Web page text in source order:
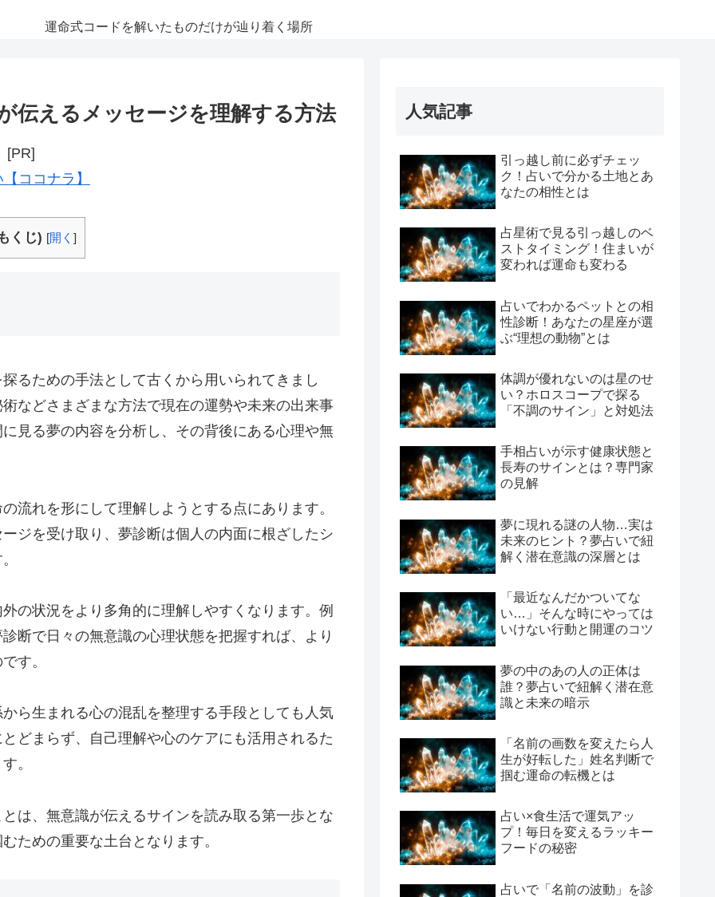
運命式コードを解いたものだけが辿り着く場所
伝えるメッセージを理解する方法
[PR]
ココナラ】
くじ) [開く ]
るための手法として古くから用いられてきまし
などさまざまな方法で現在の運勢や未来の出来事
見る夢の内容を分析し、その背後にある心理や無
流れを形にして理解しようとする点にあります。
ジを受け取り、夢診断は個人の内面に根ざしたシ
の状況をより多角的に理解しやすくなります。例
断で日々の無意識の心理状態を把握すれば、より
す。
ら生まれる心の混乱を整理する手段としても人気
どまらず、自己理解や心のケアにも活用されるた
。
は、無意識が伝えるサインを読み取る第一歩とな
ための重要な土台となります。
人気記事
引っ越し前に必ずチェッ
ク！占いで分かる土地とあ
なたの相性とは
占星術で見る引っ越しのベ
ストタイミング！住まいが
変われば運命も変わる
占いでわかるペットとの相
性診断！あなたの星座が選
ぶ“理想の動物”とは
体調が優れないのは星のせ
い？ホロスコープで探る
「不調のサイン」と対処法
手相占いが示す健康状態と
長寿のサインとは？専門家
の見解
夢に現れる謎の人物…実は
未来のヒント？夢占いで紐
解く潜在意識の深層とは
「最近なんだかついてな
い…」そんな時にやっては
いけない行動と開運のコツ
夢の中のあの人の正体は
誰？夢占いで紐解く潜在意
識と未来の暗示
「名前の画数を変えたら人
生が好転した」姓名判断で
掴む運命の転機とは
占い×食生活で運気アッ
プ！毎日を変えるラッキー
フードの秘密
占いで「名前の波動」を診